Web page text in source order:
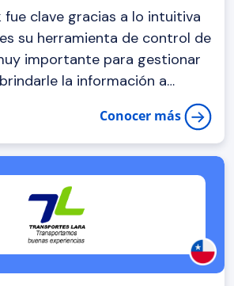
fue clave gracias a lo intuitiva
su herramienta de control de
importante para gestionar
la información a
del estado de sus pedidos.
es un buen complemento para
última milla"
Conocer más